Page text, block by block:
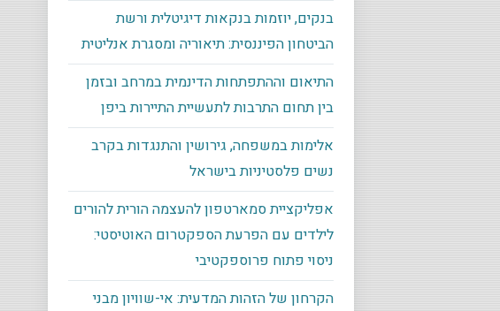
בנקים, יוזמות בנקאות דיגיטלית ורשת
הביטחון הפיננסית: תיאוריה ומסגרת אנליטית
התיאום וההתפתחות הדינמית במרחב ובזמן
בין תחום התרבות לתעשיית התיירות ביפן
אלימות במשפחה, גירושין והתנגדות בקרב
נשים פלסטיניות בישראל
אפליקציית סמארטפון להעצמה הורית להורים
לילדים עם הפרעת הספקטרום האוטיסטי:
ניסוי פתוח פרוספקטיבי
הקרחון של הזהות המדעית: אי-שוויון מבני